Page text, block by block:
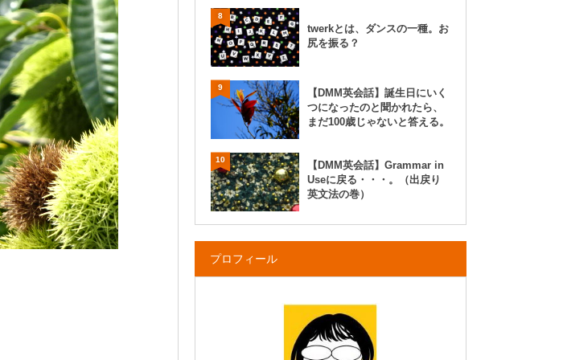
8
twerkとは、ダンスの一種。お
尻を振る？
9
【DMM英会話】誕生日にいく
つになったのと聞かれたら、
まだ100歳じゃないと答える。
10
【DMM英会話】Grammar in
Useに戻る・・・。（出戻り
英文法の巻）
プロフィール